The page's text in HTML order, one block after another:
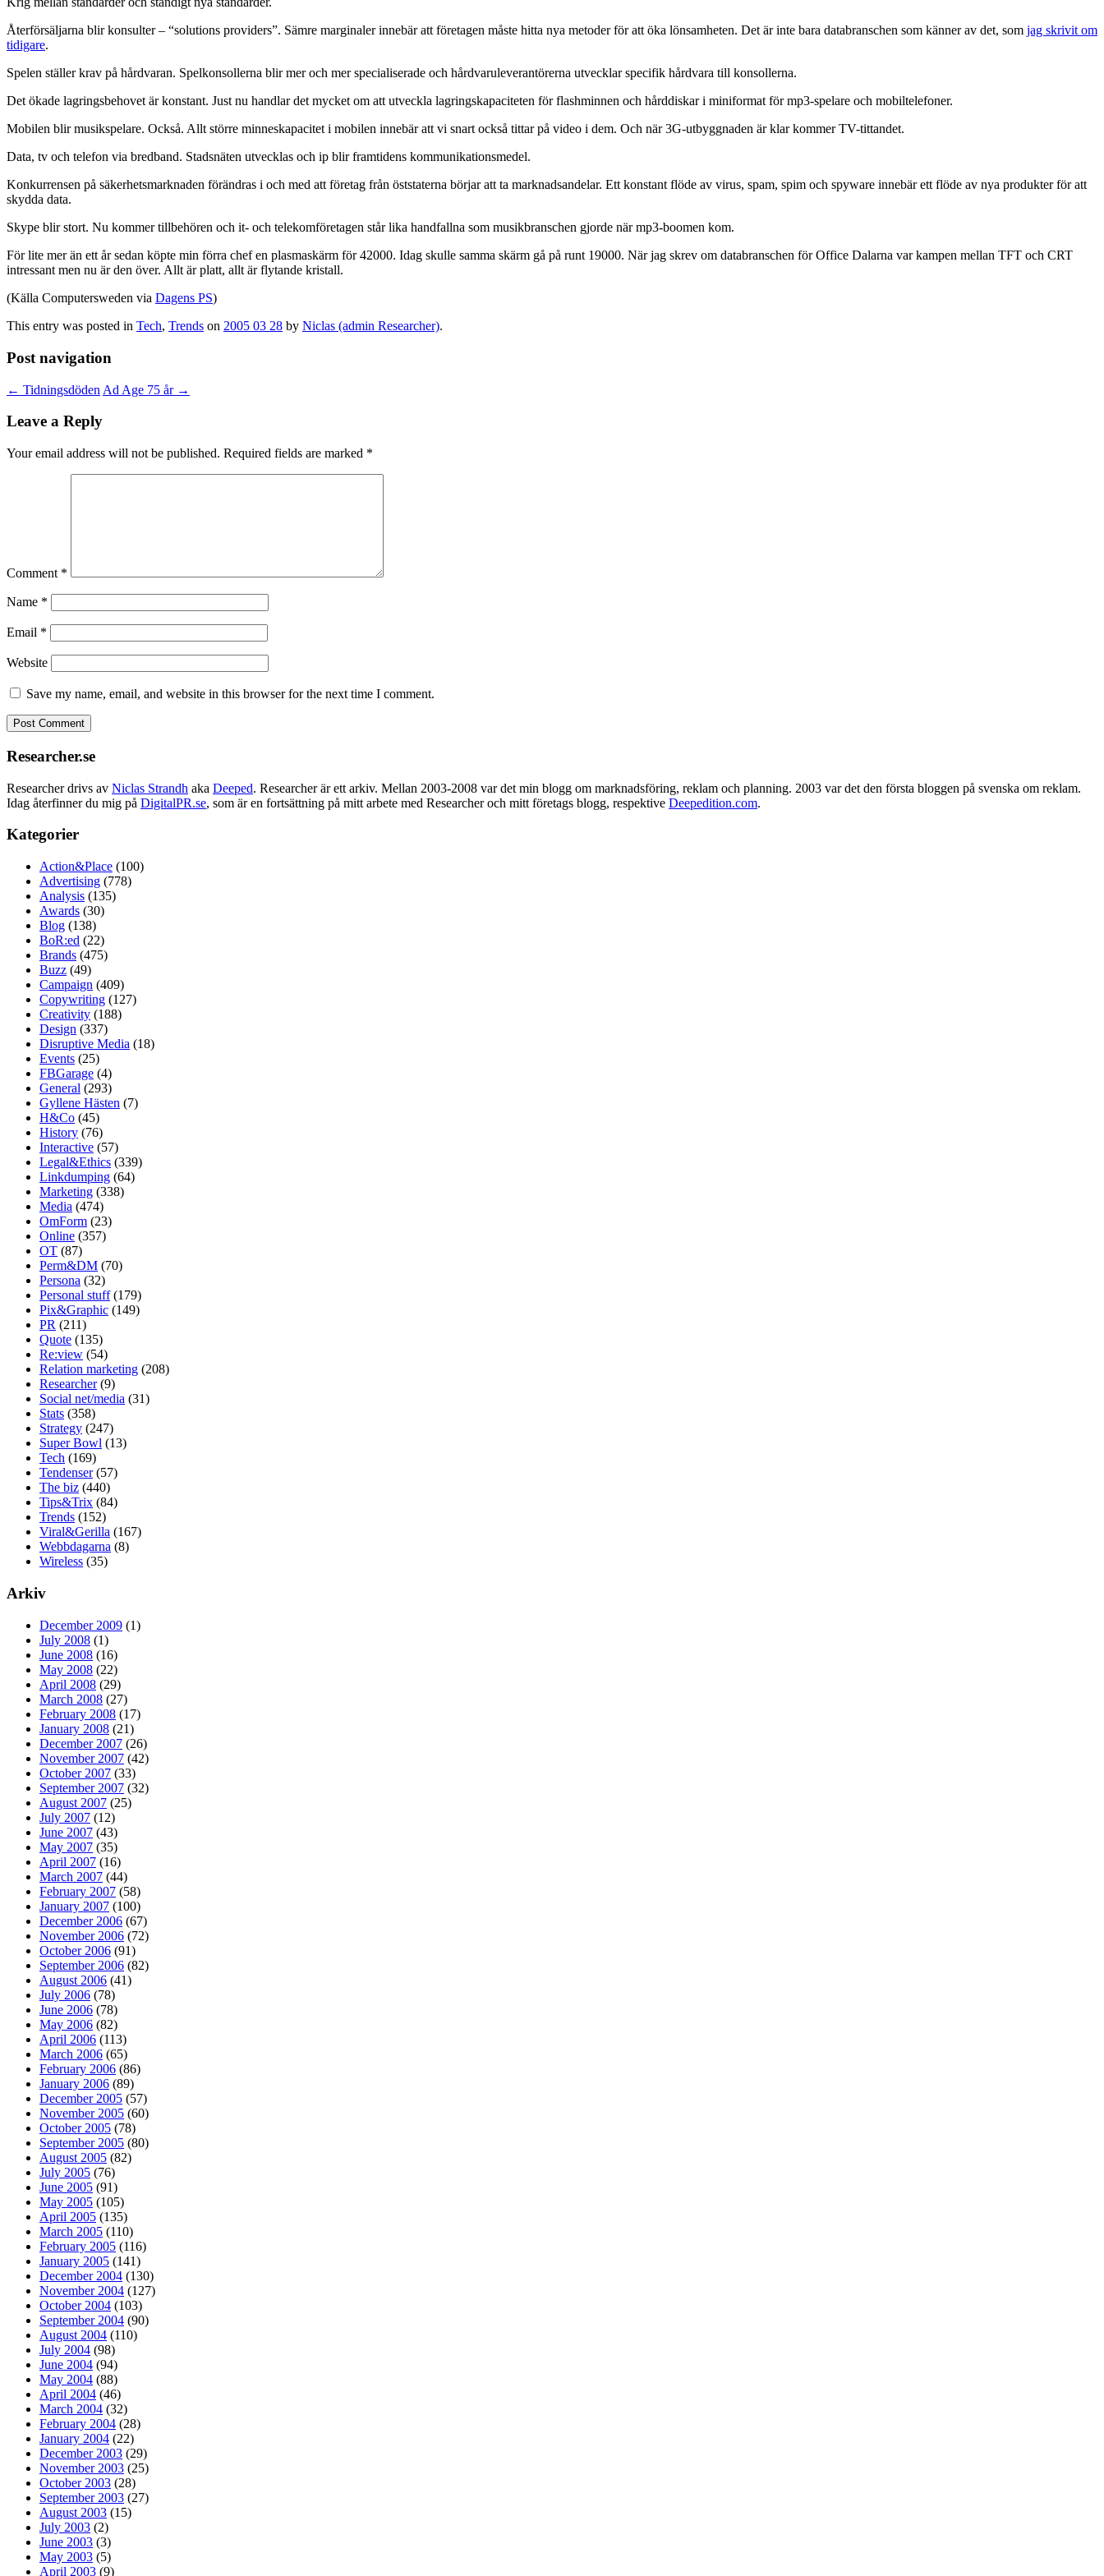
Återförsäljarna blir konsulter – “solutions providers”. Sämre marginaler innebär att företagen måste hitta nya metoder för att öka lönsamheten. Det är inte bara databranschen som känner av det, som jag skrivit om
tidigare.
Spelen ställer krav på hårdvaran. Spelkonsollerna blir mer och mer specialiserade och hårdvaruleverantörerna utvecklar specifik hårdvara till konsollerna.
Det ökade lagringsbehovet är konstant. Just nu handlar det mycket om att utveckla lagringskapaciteten för flashminnen och hårddiskar i miniformat för mp3-spelare och mobiltelefoner.
Mobilen blir musikspelare. Också. Allt större minneskapacitet i mobilen innebär att vi snart också tittar på video i dem. Och när 3G-utbyggnaden är klar kommer TV-tittandet.
Data, tv och telefon via bredband. Stadsnäten utvecklas och ip blir framtidens kommunikationsmedel.
Konkurrensen på säkerhetsmarknaden förändras i och med att företag från öststaterna börjar att ta marknadsandelar. Ett konstant flöde av virus, spam, spim och spyware innebär ett flöde av nya produkter för att
skydda data.
Skype blir stort. Nu kommer tillbehören och it- och telekomföretagen står lika handfallna som musikbranschen gjorde när mp3-boomen kom.
För lite mer än ett år sedan köpte min förra chef en plasmaskärm för 42000. Idag skulle samma skärm gå på runt 19000. När jag skrev om databranschen för Office Dalarna var kampen mellan TFT och CRT
intressant men nu är den över. Allt är platt, allt är flytande kristall.
(Källa Computersweden via Dagens PS)
This entry was posted in Tech, Trends on 2005 03 28 by Niclas (admin Researcher).
Post navigation
← Tidningsdöden Ad Age 75 år →
Leave a Reply
Your email address will not be published. Required fields are marked *
Comment *
Name *
Email *
Website
Save my name, email, and website in this browser for the next time I comment.
Researcher.se
Researcher drivs av Niclas Strandh aka Deeped. Researcher är ett arkiv. Mellan 2003-2008 var det min blogg om marknadsföring, reklam och planning. 2003 var det den första bloggen på svenska om reklam.
Idag återfinner du mig på DigitalPR.se, som är en fortsättning på mitt arbete med Researcher och mitt företags blogg, respektive Deepedition.com.
Kategorier
Action&Place (100)
Advertising (778)
Analysis (135)
Awards (30)
Blog (138)
BoR:ed (22)
Brands (475)
Buzz (49)
Campaign (409)
Copywriting (127)
Creativity (188)
Design (337)
Disruptive Media (18)
Events (25)
FBGarage (4)
General (293)
Gyllene Hästen (7)
H&Co (45)
History (76)
Interactive (57)
Legal&Ethics (339)
Linkdumping (64)
Marketing (338)
Media (474)
OmForm (23)
Online (357)
OT (87)
Perm&DM (70)
Persona (32)
Personal stuff(179)
Pix&Graphic (149)
PR (211)
Quote (135)
Re:view (54)
Relation marketing (208)
Researcher(9)
Social net/media (31)
Stats (358)
Strategy (247)
Super Bowl (13)
Tech (169)
Tendenser(57)
The biz (440)
Tips&Trix (84)
Trends (152)
Viral&Gerilla (167)
Webbdagarna (8)
Wireless (35)
Arkiv
December 2009 (1)
July 2008 (1)
June 2008 (16)
May 2008 (22)
April 2008 (29)
March 2008 (27)
February 2008 (17)
January 2008 (21)
December 2007 (26)
November 2007 (42)
October 2007 (33)
September 2007 (32)
August 2007 (25)
July 2007 (12)
June 2007 (43)
May 2007 (35)
April 2007 (16)
March 2007 (44)
February 2007 (58)
January 2007 (100)
December 2006 (67)
November 2006 (72)
October 2006 (91)
September 2006 (82)
August 2006 (41)
July 2006 (78)
June 2006 (78)
May 2006 (82)
April 2006 (113)
March 2006 (65)
February 2006 (86)
January 2006 (89)
December 2005 (57)
November 2005 (60)
October 2005 (78)
September 2005 (80)
August 2005 (82)
July 2005 (76)
June 2005 (91)
May 2005 (105)
April 2005 (135)
March 2005 (110)
February 2005 (116)
January 2005 (141)
December 2004 (130)
November 2004 (127)
October 2004 (103)
September 2004 (90)
August 2004 (110)
July 2004 (98)
June 2004 (94)
May 2004 (88)
April 2004 (46)
March 2004 (32)
February 2004 (28)
January 2004 (22)
December 2003 (29)
November 2003 (25)
October 2003 (28)
September 2003 (27)
August 2003 (15)
July 2003 (2)
June 2003 (3)
May 2003 (5)
April 2003 (9)